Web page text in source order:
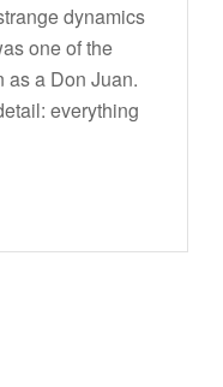
dynamics
one of the
as a Don Juan.
everything